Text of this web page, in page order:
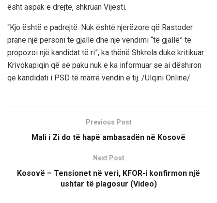
ësht aspak e drejte, shkruan Vijesti.
“Kjo është e padrejtë. Nuk është njerëzore që Rastoder
pranë një personi të gjallë dhe një vendimi “të gjallë” të
propozoi një kandidat të ri”, ka thënë Shkrela duke kritikuar
Krivokapiqin që së paku nuk e ka informuar se ai dëshiron
që kandidati i PSD të marrë vendin e tij. /Ulqini Online/
Previous Post
Mali i Zi do të hapë ambasadën në Kosovë
Next Post
Kosovë – Tensionet në veri, KFOR-i konfirmon një
ushtar të plagosur (Video)